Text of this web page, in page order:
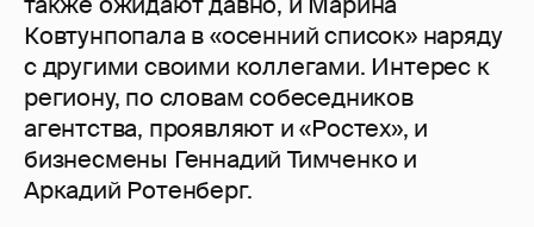
Ковтунпопала в «осенний список» наряду
с другими своими коллегами. Интерес к
региону, по словам собеседников
агентства, проявляют и «Ростех», и
бизнесмены Геннадий Тимченко и
Аркадий Ротенберг.